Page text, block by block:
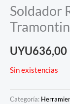
Soldador
UYU636,00
Sin existencias
Categoría: